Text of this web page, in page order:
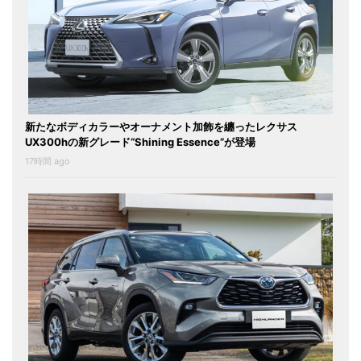
新たなボディカラーやオーナメント加飾を纏ったレクサス
UX300hの新グレード“Shining Essence”が登場
17時間 ago